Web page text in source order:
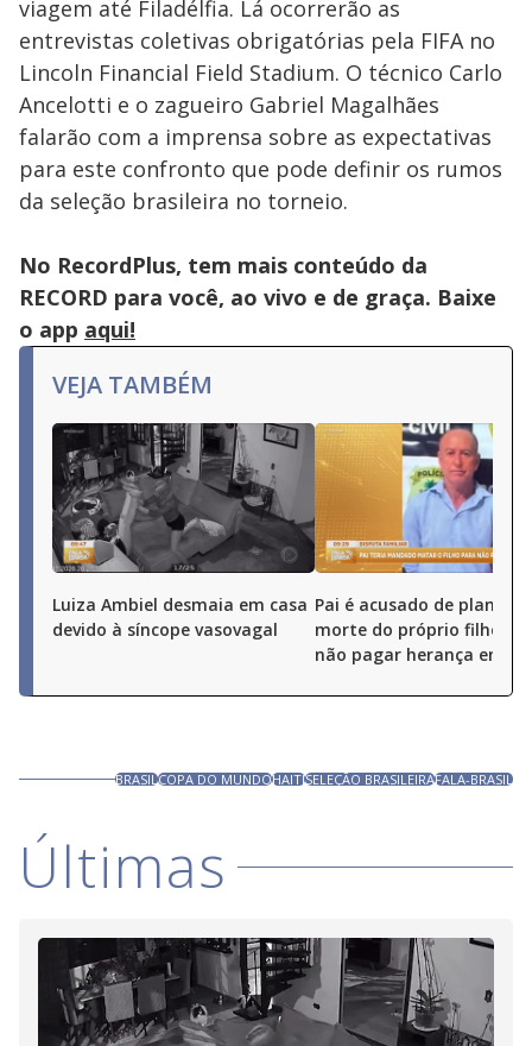
viagem até Filadélfia. Lá ocorrerão as
entrevistas coletivas obrigatórias pela FIFA no
Lincoln Financial Field Stadium. O técnico Carlo
Ancelotti e o zagueiro Gabriel Magalhães
falarão com a imprensa sobre as expectativas
para este confronto que pode definir os rumos
da seleção brasileira no torneio.
No RecordPlus, tem mais conteúdo da
RECORD para você, ao vivo e de graça. Baixe
o app aqui!
VEJA TAMBÉM
Luiza Ambiel desmaia em casa
devido à síncope vasovagal
Pai é acusado de planejar
morte do próprio filho
não pagar herança em
BRASILCOPA DO MUNDOHAITISELEÇÃO BRASILEIRAFALA-BRASIL
Últimas